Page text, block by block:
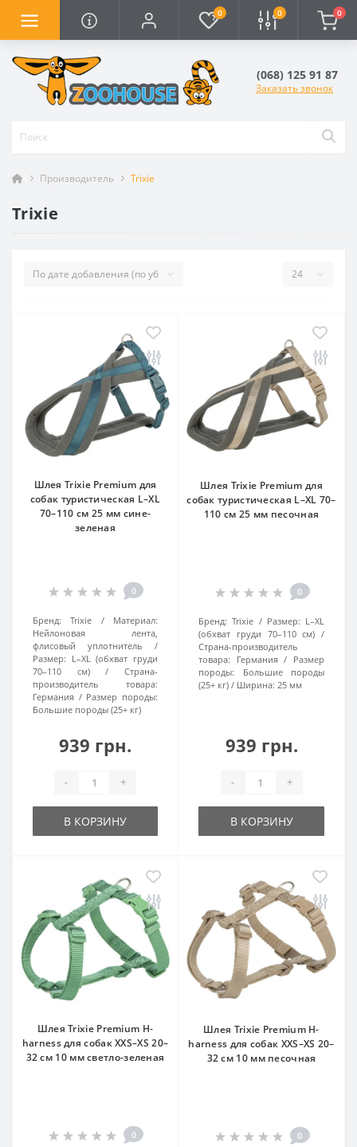
0 0 0
(068) 125 91 87
Заказать звонок
Производитель Trixie
Trixie
Шлея Trixie Premium для
собак туристическая L–XL
70–110 см 25 мм сине-
зеленая
0
Бренд: Trixie
Материал:
Нейлоновая лента,
флисовый уплотнитель
Размер: L–XL (обхват груди
70–110 см)
Страна-
производитель товара:
Германия
Размер породы:
Большие породы (25+ кг)
939 грн.
- +
В КОРЗИНУ
Шлея Trixie Premium для
собак туристическая L–XL 70–
110 см 25 мм песочная
0
Бренд: Trixie Размер: L–XL
(обхват груди 70–110 см)
Страна-производитель
товара:
Германия
Размер
породы:
Большие породы
(25+ кг)
Ширина: 25 мм
939 грн.
- +
В КОРЗИНУ
Шлея Trixie Premium H-
harness для собак XXS–XS 20–
32 см 10 мм светло-зеленая
0
Шлея Trixie Premium H-
harness для собак XXS–XS 20–
32 см 10 мм песочная
0